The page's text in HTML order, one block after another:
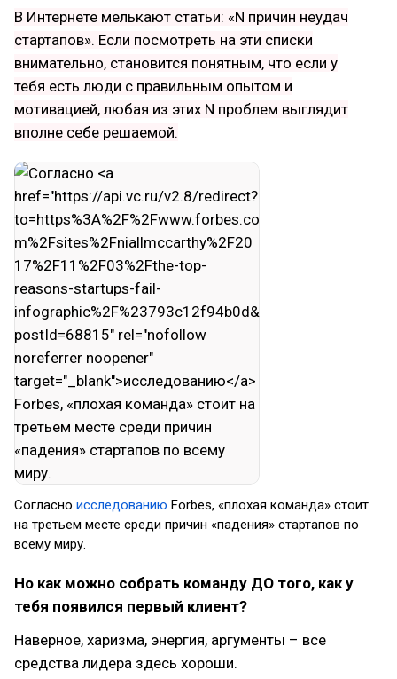
В Интернете мелькают статьи: «N причин неудач
стартапов». Если посмотреть на эти списки
внимательно, становится понятным, что если у
тебя есть люди с правильным опытом и
мотивацией, любая из этих N проблем выглядит
вполне себе решаемой.
Согласно исследованию Forbes, «плохая команда» стоит
на третьем месте среди причин «падения» стартапов по
всему миру.
Но как можно собрать команду ДО того, как у
тебя появился первый клиент?
Наверное, харизма, энергия, аргументы – все
средства лидера здесь хороши.